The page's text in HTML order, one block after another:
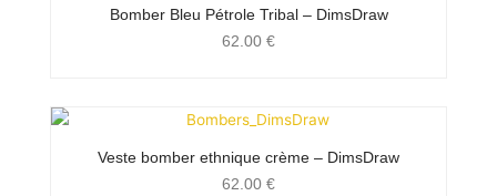
Bomber Bleu Pétrole Tribal – DimsDraw
62.00 €
Veste bomber ethnique crème – DimsDraw
62.00 €